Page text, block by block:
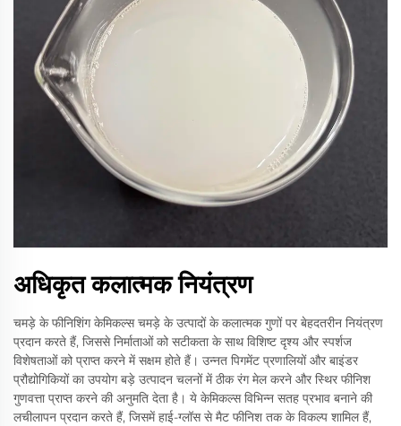
अधिकृत कलात्मक नियंत्रण
चमड़े के फीनिशिंग केमिकल्स चमड़े के उत्पादों के कलात्मक गुणों पर बेहदतरीन नियंत्रण
प्रदान करते हैं, जिससे निर्माताओं को सटीकता के साथ विशिष्ट दृश्य और स्पर्शज
विशेषताओं को प्राप्त करने में सक्षम होते हैं। उन्नत पिगमेंट प्रणालियों और बाइंडर
प्रौद्योगिकियों का उपयोग बड़े उत्पादन चलनों में ठीक रंग मेल करने और स्थिर फीनिश
गुणवत्ता प्राप्त करने की अनुमति देता है। ये केमिकल्स विभिन्न सतह प्रभाव बनाने की
लचीलापन प्रदान करते हैं, जिसमें हाई-ग्लॉस से मैट फीनिश तक के विकल्प शामिल हैं,